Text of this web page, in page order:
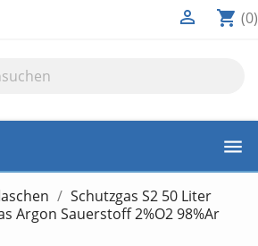
shopping_cart (0)

Schutzgas S2 50 Liter
Argon Sauerstoff 2%O2 98%Ar